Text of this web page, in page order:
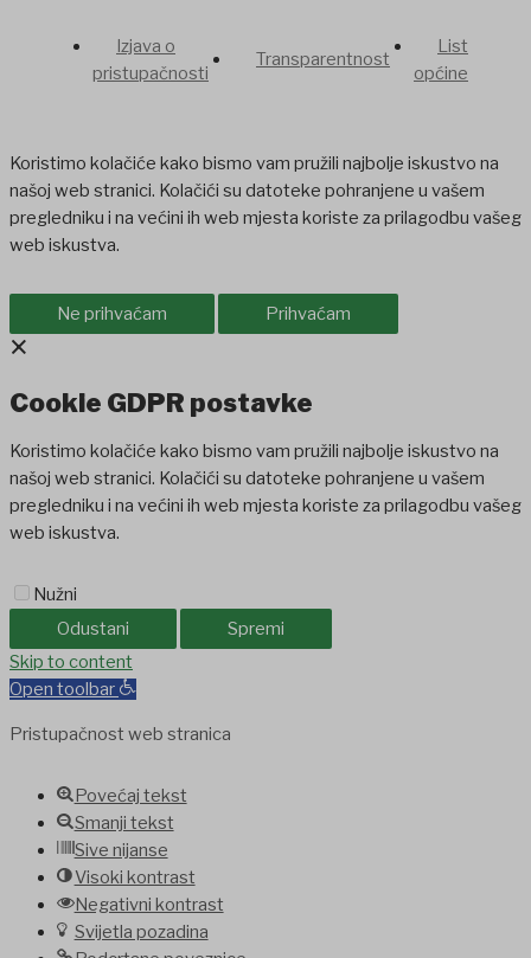
Izjava o
pristupačnosti
Transparentnost
List
općine
Koristimo kolačiće kako bismo vam pružili najbolje iskustvo na
našoj web stranici. Kolačići su datoteke pohranjene u vašem
pregledniku i na većini ih web mjesta koriste za prilagodbu vašeg
web iskustva.
Ne prihvaćam Prihvaćam
×
Cookie GDPR postavke
Koristimo kolačiće kako bismo vam pružili najbolje iskustvo na
našoj web stranici. Kolačići su datoteke pohranjene u vašem
pregledniku i na većini ih web mjesta koriste za prilagodbu vašeg
web iskustva.
Nužni
Odustani
Spremi
holiganbetHoliganbet
Skip to content
Open toolbar
Pristupačnost web stranica
Povećaj tekst
Smanji tekst
Sive nijanse
Visoki kontrast
Negativni kontrast
Svijetla pozadina